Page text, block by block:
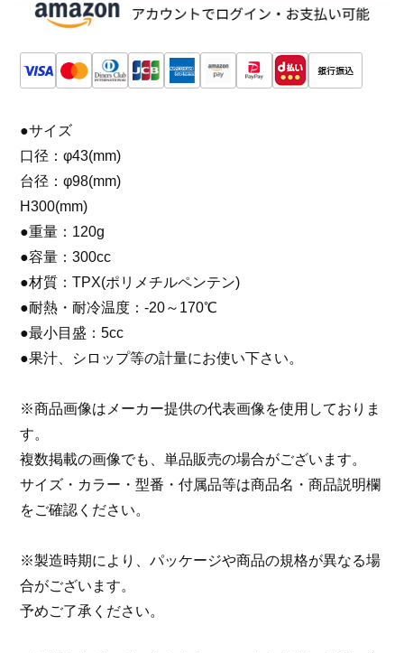
●サイズ
口径：φ43(mm)
台径：φ98(mm)
H300(mm)
●重量：120g
●容量：300cc
●材質：TPX(ポリメチルペンテン)
●耐熱・耐冷温度：-20～170℃
●最小目盛：5cc
●果汁、シロップ等の計量にお使い下さい。
※商品画像はメーカー提供の代表画像を使用しておりま
す。
複数掲載の画像でも、単品販売の場合がございます。
サイズ・カラー・型番・付属品等は商品名・商品説明欄
をご確認ください。
※製造時期により、パッケージや商品の規格が異なる場
合がございます。
予めご了承ください。